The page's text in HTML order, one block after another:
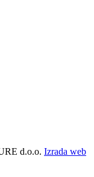
d.o.o. Izrada web